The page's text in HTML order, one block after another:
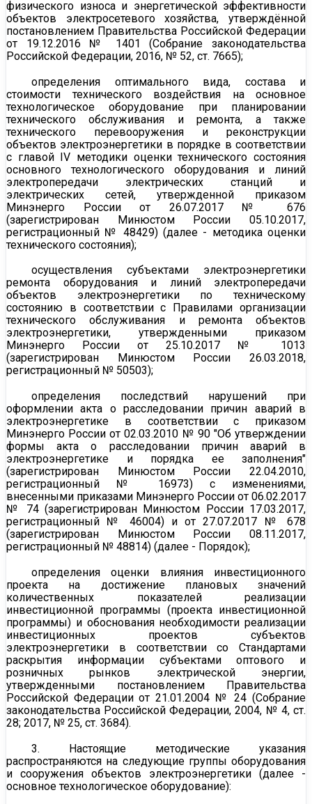
физического износа и энергетической эффективности
объектов электросетевого хозяйства, утверждённой
постановлением Правительства Российской Федерации
от 19.12.2016 № 1401 (Собрание законодательства
Российской Федерации, 2016, № 52, ст. 7665);
определения оптимального вида, состава и
стоимости технического воздействия на основное
технологическое оборудование при планировании
технического обслуживания и ремонта, а также
технического перевооружения и реконструкции
объектов электроэнергетики в порядке в соответствии
с главой IV методики оценки технического состояния
основного технологического оборудования и линий
электропередачи электрических станций и
электрических сетей, утвержденной приказом
Минэнерго России от 26.07.2017 № 676
(зарегистрирован Минюстом России 05.10.2017,
регистрационный № 48429) (далее - методика оценки
технического состояния);
осуществления субъектами электроэнергетики
ремонта оборудования и линий электропередачи
объектов электроэнергетики по техническому
состоянию в соответствии с Правилами организации
технического обслуживания и ремонта объектов
электроэнергетики, утвержденными приказом
Минэнерго России от 25.10.2017 № 1013
(зарегистрирован Минюстом России 26.03.2018,
регистрационный № 50503);
определения последствий нарушений при
оформлении акта о расследовании причин аварий в
электроэнергетике в соответствии с приказом
Минэнерго России от 02.03.2010 № 90 "Об утверждении
формыакта о расследовании причин аварий в
электроэнергетике и порядка ее заполнения"
(зарегистрирован Минюстом России 22.04.2010,
регистрационный № 16973) с изменениями,
внесенными приказами Минэнерго России от 06.02.2017
№ 74 (зарегистрирован Минюстом России 17.03.2017,
регистрационный № 46004) и от 27.07.2017 № 678
(зарегистрирован Минюстом России 08.11.2017,
регистрационный № 48814) (далее - Порядок);
определения оценки влияния инвестиционного
проекта на достижение плановых значений
количественных показателей реализации
инвестиционной программы (проекта инвестиционной
программы) и обоснования необходимости реализации
инвестиционных проектов субъектов
электроэнергетики в соответствии со Стандартами
раскрытия информации субъектами оптового и
розничных рынков электрической энергии,
утвержденными постановлением Правительства
Российской Федерации от 21.01.2004 № 24 (Собрание
законодательства Российской Федерации, 2004, № 4, ст.
28; 2017, № 25, ст. 3684).
3. Настоящие методические указания
распространяются на следующие группы оборудования
и сооружения объектов электроэнергетики (далее -
основное технологическое оборудование):